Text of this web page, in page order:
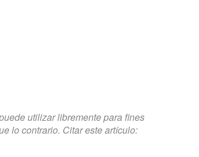
utilizar libremente para fines
lo contrario. Citar este artículo: